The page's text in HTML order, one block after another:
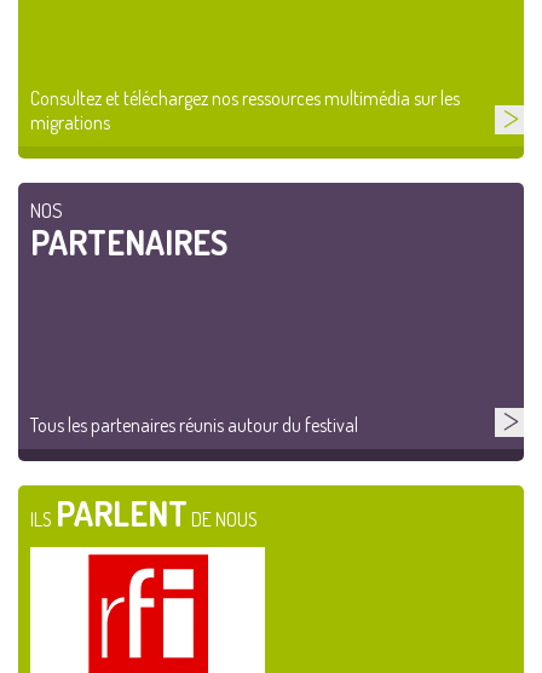
Consultez et téléchargez nos ressources multimédia sur les
migrations
NOS
PARTENAIRES
Tous les partenaires réunis autour du festival
ILS PARLENT DE NOUS